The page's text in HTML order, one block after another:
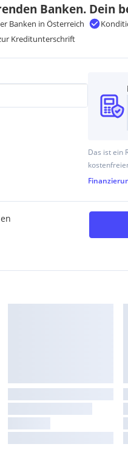
Banken. Dein
Banken in Österreich
Kreditunterschrift
Das ist ein